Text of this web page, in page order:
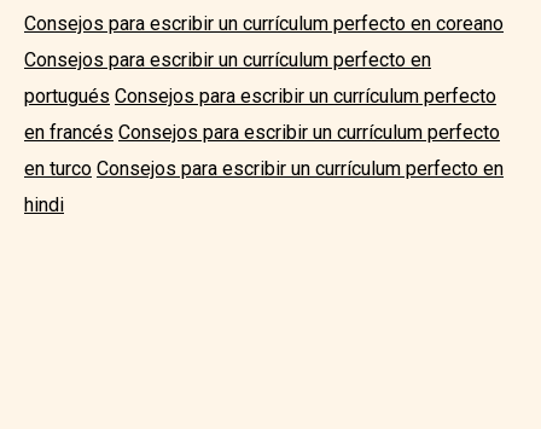
Consejos para escribir un currículum perfecto en coreano
Consejos para escribir un currículum perfecto en
portugués Consejos para escribir un currículum perfecto
en francés Consejos para escribir un currículum perfecto
en turco Consejos para escribir un currículum perfecto en
hindi